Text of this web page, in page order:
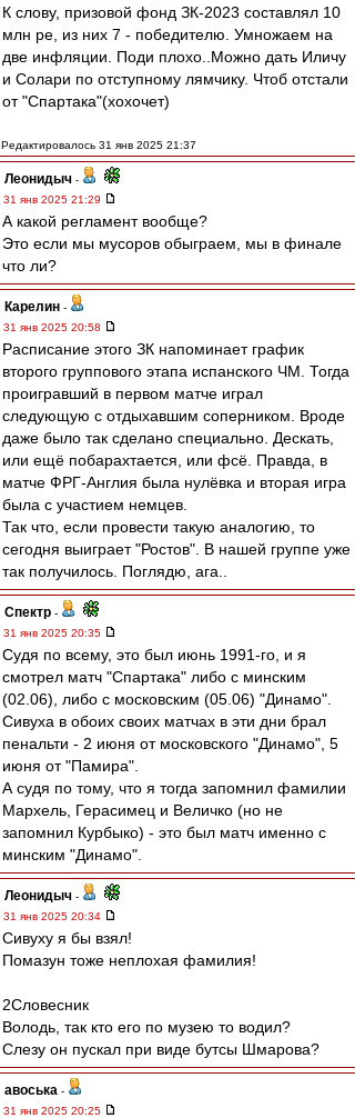
К слову, призовой фонд ЗК-2023 составлял 10
млн ре, из них 7 - победителю. Умножаем на
две инфляции. Поди плохо..Можно дать Иличу
и Солари по отступному лямчику. Чтоб отстали
от "Спартака"(хохочет)
Редактировалось 31 янв 2025 21:37
Леонидыч -
31 янв 2025 21:29
А какой регламент вообще?
Это если мы мусоров обыграем, мы в финале
что ли?
Карелин -
31 янв 2025 20:58
Расписание этого ЗК напоминает график
второго группового этапа испанского ЧМ. Тогда
проигравший в первом матче играл
следующую с отдыхавшим соперником. Вроде
даже было так сделано специально. Дескать,
или ещё побарахтается, или фсё. Правда, в
матче ФРГ-Англия была нулёвка и вторая игра
была с участием немцев.
Так что, если провести такую аналогию, то
сегодня выиграет "Ростов". В нашей группе уже
так получилось. Поглядю, ага..
Спектр -
31 янв 2025 20:35
Судя по всему, это был июнь 1991-го, и я
смотрел матч "Спартака" либо с минским
(02.06), либо с московским (05.06) "Динамо".
Сивуха в обоих своих матчах в эти дни брал
пенальти - 2 июня от московского "Динамо", 5
июня от "Памира".
А судя по тому, что я тогда запомнил фамилии
Мархель, Герасимец и Величко (но не
запомнил Курбыко) - это был матч именно с
минским "Динамо".
Леонидыч -
31 янв 2025 20:34
Сивуху я бы взял!
Помазун тоже неплохая фамилия!
2Словесник
Володь, так кто его по музею то водил?
Слезу он пускал при виде бутсы Шмарова?
авоська -
31 янв 2025 20:25